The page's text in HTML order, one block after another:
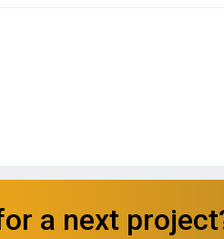
a next